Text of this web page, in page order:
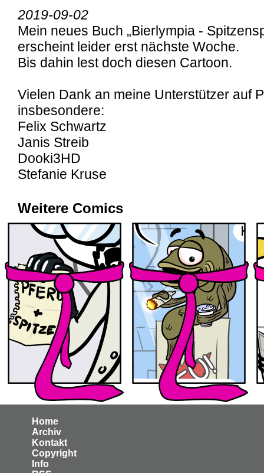
2019-09-02
Mein neues Buch „Bierlympia -
erscheint leider erst nächste Woche.
Bis dahin lest doch diesen Cartoon.
Vielen Dank an meine Unterstützer auf
insbesondere:
Felix Schwartz
Janis Streib
Dooki3HD
Stefanie Kruse
Weitere Comics
Home
Archiv
Kontakt
Copyright
Info